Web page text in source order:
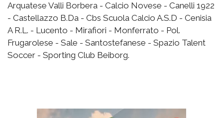
Arquatese Valli Borbera - Calcio Novese - Canelli 1922
- Castellazzo B.Da - Cbs Scuola Calcio A.S.D - Cenisia
A R.L. - Lucento - Mirafiori - Monferrato - Pol.
Frugarolese - Sale - Santostefanese - Spazio Talent
Soccer - Sporting Club Beiborg.